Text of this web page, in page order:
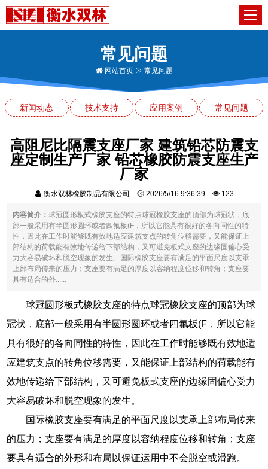
常见问题
网站首页 常见问题
新闻动态 技术支持 应用案例 常见问题
高阻尼比隔震支座厂家 建筑铅芯防震支
座定制生产厂家 铅芯橡胶防震支座生产
厂家
衡水双林橡胶制品有限公司 2026/5/16 9:36:39 123
内容简介：球冠圆形板式橡胶支座的特点球冠橡胶支座的顶部为球冠状，底
部一般采用有半圆形圆环或者四氟板(F，所以它能具有很好的各向同性的特
性，因此在工作时能够既有效地适应建筑支点的转角位移需要，又能保证上
部结构的荷载能有效地传递给下部结构，又可避免板式支座的边缘固偏心受
力大容易破坏和脱空现象的发生。国际橡胶支座要有满足的平面尺度以支承
上部布局传来的压力；支座要有满足的厚度以容纳程度位移和转角；支座要
具有适合的外......
球冠圆形板式橡胶支座的特点球冠橡胶支座的顶部为球
冠状，底部一般采用有半圆形圆环或者四氟板(F，所以它能
具有很好的各向同性的特性，因此在工作时能够既有效地适
应建筑支点的转角位移需要，又能保证上部结构的荷载能有
效地传递给下部结构，又可避免板式支座的边缘固偏心受力
大容易破坏和脱空现象的发生。
国际橡胶支座要有满足的平面尺度以支承上部布局传来
的压力；支座要有满足的厚度以容纳程度位移和转角；支座
要具有适合的外形和布局以保证运用中不会脱空或滑跑。